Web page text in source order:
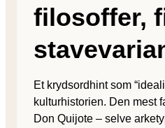
filosoffer,
Et krydsord­hint som
kultur­historien. Den mest
Don Quijote – selve